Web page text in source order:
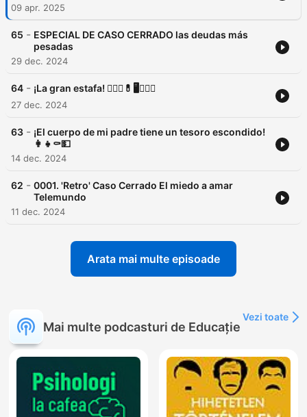
09 apr. 2025
65 - ESPECIAL DE CASO CERRADO las deudas más
pesadas
29 dec. 2024
64 - ¡La gran estafa! 👩🏼‍⚕💊🖥️👯🏻‍♂
27 dec. 2024
63 - ¡El cuerpo de mi padre tiene un tesoro escondido!
👩‍👧⚰️💵
14 dec. 2024
62 - 0001. 'Retro' Caso Cerrado El miedo a amar
Telemundo
11 dec. 2024
Arata mai multe episoade
Mai multe podcasturi de Educație
Vezi toate